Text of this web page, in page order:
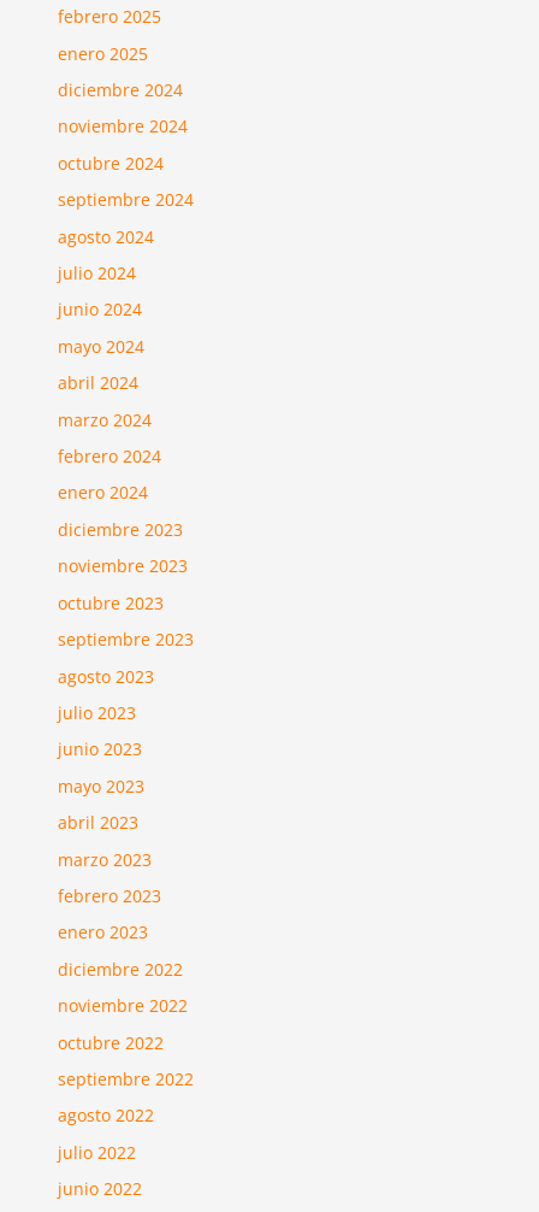
febrero 2025
enero 2025
diciembre 2024
noviembre 2024
octubre 2024
septiembre 2024
agosto 2024
julio 2024
junio 2024
mayo 2024
abril 2024
marzo 2024
febrero 2024
enero 2024
diciembre 2023
noviembre 2023
octubre 2023
septiembre 2023
agosto 2023
julio 2023
junio 2023
mayo 2023
abril 2023
marzo 2023
febrero 2023
enero 2023
diciembre 2022
noviembre 2022
octubre 2022
septiembre 2022
agosto 2022
julio 2022
junio 2022